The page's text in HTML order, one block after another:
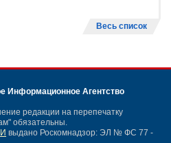
Весь список
Информационное Агентство
редакции на перепечатку
обязательны.
выдано Роскомнадзор: ЭЛ № ФС 77 -